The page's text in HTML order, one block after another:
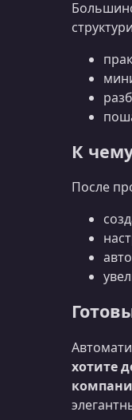
К
После
хотите